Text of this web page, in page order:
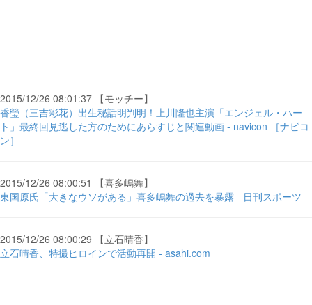
2015/12/26 08:01:37 【モッチー】
香瑩（三吉彩花）出生秘話明判明！上川隆也主演「エンジェル・ハー
ト」最終回見逃した方のためにあらすじと関連動画 - navicon ［ナビコ
ン］
2015/12/26 08:00:51 【喜多嶋舞】
東国原氏「大きなウソがある」喜多嶋舞の過去を暴露 - 日刊スポーツ
2015/12/26 08:00:29 【立石晴香】
立石晴香、特撮ヒロインで活動再開 - asahi.com